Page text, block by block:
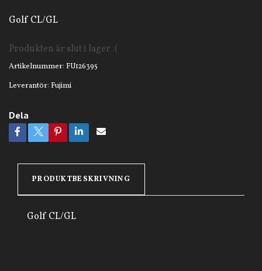
Golf CL/GL
Produkten är slut i lager :(
Artikelnummer: FU126395
Leverantör: Fujimi
Dela
PRODUKTBESKRIVNING
Golf CL/GL